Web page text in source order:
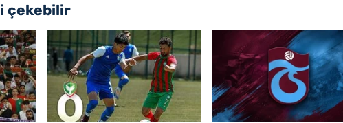
çekebilir